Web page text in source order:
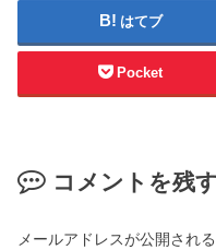
はてブ
Pocket
コメントを残
メールアドレスが公開され